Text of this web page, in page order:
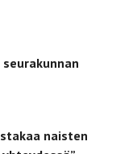
naisten